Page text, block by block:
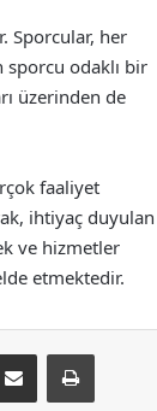
Sporcular, her
odaklı bir
üzerinden de
faaliyet
ihtiyaç duyulan
ve hizmetler
etmektedir.
E-Posta ile paylaş Yazdır